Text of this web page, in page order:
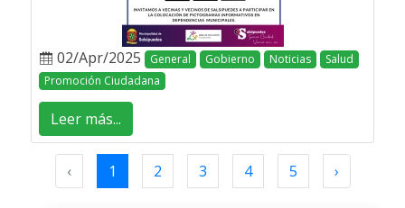
02/Apr/2025 General Gobierno Noticias
Salud
Promoción Ciudadana
Leer más...
‹ 1 2 3 4 5 ›